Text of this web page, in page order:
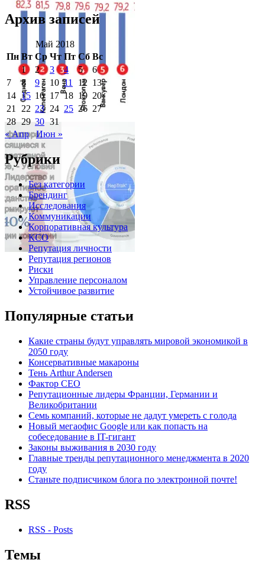
Архив записей
Май 2018
Пн Вт Ср Чт Пт Сб Вс
1
2 3 4 5
6
7
8 9 10 11 12 13
14 15 16 17 18 19 20
21
22 23 24 25 26 27
28 29 30 31
« Апр
Июн »
Рубрики
Без категории
Брендинг
Исследования
Коммуникации
Корпоративная культура
КСО
Репутация личности
Репутация регионов
Риски
Управление персоналом
Устойчивое развитие
Популярные статьи
Какие страны будут управлять мировой экономикой в
2050 году
Консервативные макароны
Тень Arthur Andersen
Фактор СЕО
Репутационные лидеры Франции, Германии и
Великобритании
Семь компаний, которые не дадут умереть с голода
Новый мегаофис Google или как попасть на
собеседование в IT-гигант
Законы выживания в 2030 году
Главные тренды репутационного менеджмента в 2020
году
Станьте подписчиком блога по электронной почте!
RSS
RSS - Posts
Темы